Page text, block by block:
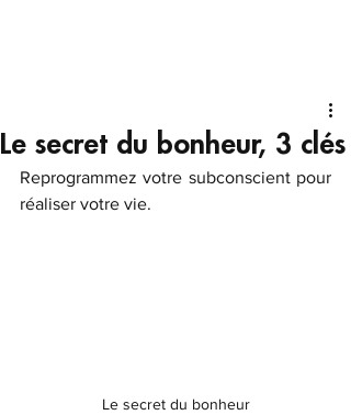
Le secret du bonheur, 3 clés
Reprogrammez votre subconscient pour
réaliser votre vie.
Le secret du bonheur